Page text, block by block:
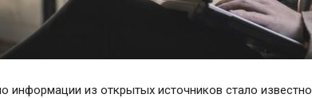
информации из открытых источников стало